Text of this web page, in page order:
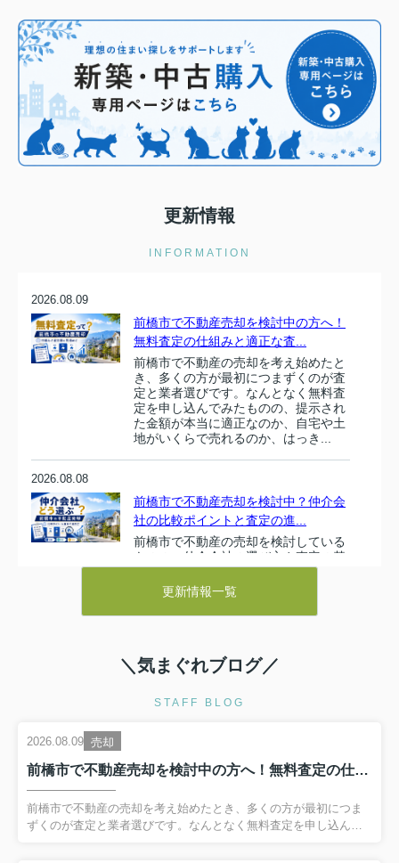
＼＼＼
更新情報
INFORMATION
2026.08.09
前橋市で不動産売却を検討中の方へ！
無料査定の仕組みと適正な査...
前橋市で不動産の売却を考え始めたと
き、多くの方が最初につまずくのが査
定と業者選びです。なんとなく無料査
定を申し込んでみたものの、提示され
た金額が本当に適正なのか、自宅や土
地がいくらで売れるのか、はっき...
2026.08.08
前橋市で不動産売却を検討中？仲介会
社の比較ポイントと査定の進...
前橋市で不動産の売却を検討している
ものの、仲介会社の選び方や査定の基
準が分からず、不安を感じていません
か。相場や市場の動きを知らないまま
進めてしまうと、売却価格が適正かど
うか判断しづらく、結果的に損を...
【弊社固定電話について】
電気系統工事にともない、固定電話（027-212-
4896）が 利用できなくなっております。
皆様には多大なるご迷惑をお掛けして申し訳ございませ
お問い合わせの方は下記にてご連絡お願い致します↓↓↓↓
・メールアドレス：info@maebashi-
更新情報一覧
＼気まぐれブログ／
STAFF BLOG
2026.08.09 売却
前橋市で不動産売却を検討中の方へ！無料査定の仕組みと適正な査定額の見極め方
前橋市で不動産の売却を考え始めたとき、多くの方が最初につま
ずくのが査定と業者選びです。なんとなく無料査定を申し込んで